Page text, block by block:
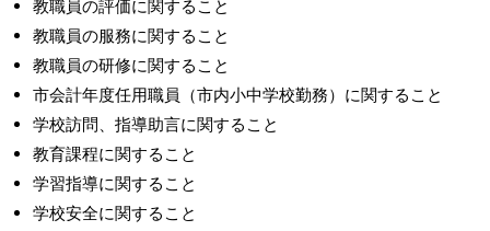
教職員の評価に関すること
教職員の服務に関すること
教職員の研修に関すること
市会計年度任用職員（市内小中学校勤務）に関すること
学校訪問、指導助言に関すること
教育課程に関すること
学習指導に関すること
学校安全に関すること